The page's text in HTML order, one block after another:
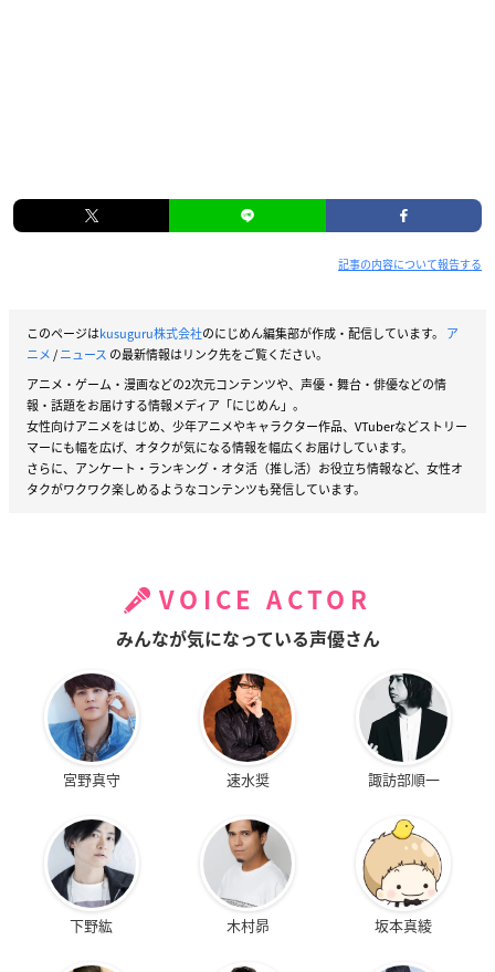
記事の内容について報告する
このページはkusuguru株式会社のにじめん編集部が作成・配信しています。 ア
ニメ/ニュース の最新情報はリンク先をご覧ください。
アニメ・ゲーム・漫画などの2次元コンテンツや、声優・舞台・俳優などの情
報・話題をお届けする情報メディア「にじめん」。
女性向けアニメをはじめ、少年アニメやキャラクター作品、VTuberなどストリー
マーにも幅を広げ、オタクが気になる情報を幅広くお届けしています。
さらに、アンケート・ランキング・オタ活（推し活）お役立ち情報など、女性オ
タクがワクワク楽しめるようなコンテンツも発信しています。
VOICE ACTOR
みんなが気になっている声優さん
宮野真守 速水奨 諏訪部順一
下野紘 木村昴 坂本真綾